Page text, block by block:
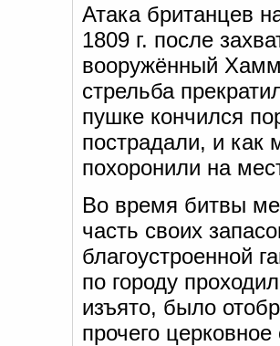
Атака британцев
1809 г. после
вооружённый
стрельба
пушке кончился
пострадали, и как
похоронили на
Во время битвы
часть своих
благоустроенной
по городу
изъято, было
прочего